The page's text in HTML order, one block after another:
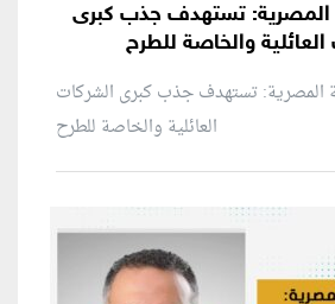
المصرية: تستهدف جذب كبرى
والخاصة للطرح
المصرية: تستهدف جذب كبرى الشركات
العائلية والخاصة للطرح